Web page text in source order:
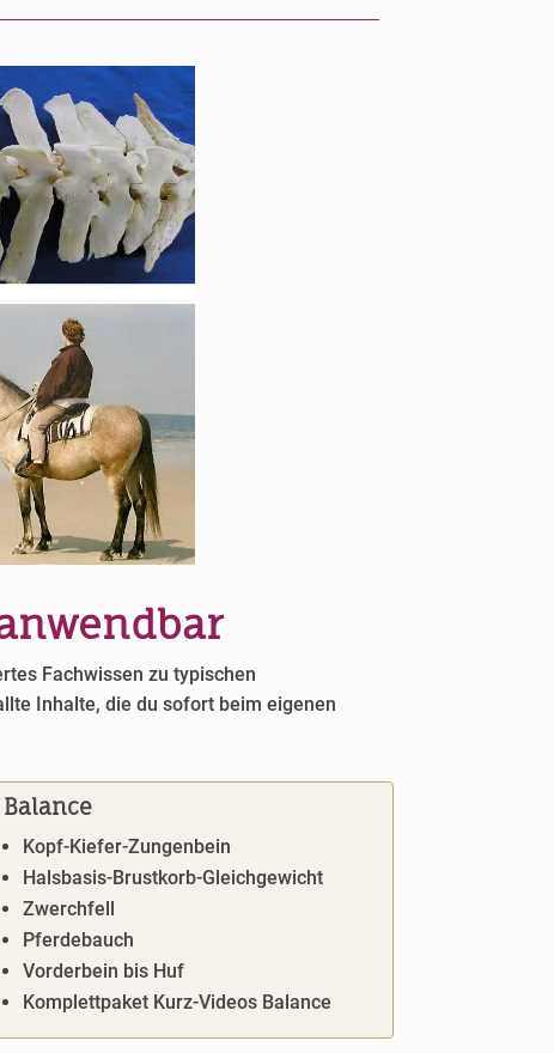
Fachwissen zu typischen
Inhalte, die du sofort beim eigenen
Balance
Kopf-Kiefer-Zungenbein
Halsbasis-Brustkorb-Gleichgewicht
Zwerchfell
Pferdebauch
Vorderbein bis Huf
Komplettpaket Kurz-Videos Balance